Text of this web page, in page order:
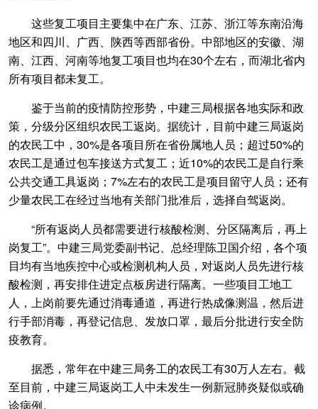
这些复工项目主要集中在广东、江苏、浙江等东南沿海
地区和四川、广西、陕西等西部省份。中部地区的安徽、湖
南、江西、河南等地复工项目也均在30个左右，而湖北省内
所有项目都未复工。
鉴于当前的疫情防控形势，中建三局根据各地实际和政
策，分级分区组织农民工返岗。据统计，目前中建三局返岗
的农民工中，30%是各项目所在省份属地人员；超过50%的
农民工是通过包车接送方式复工；近10%的农民工是自行乘
公共交通工具返岗；7%左右的农民工是项目留守人员；还有
少量农民工在经过当地有关部门批准后，选择自驾返岗。
“所有返岗人员都需要进行核酸检测、分区隔离后，再上
岗复工”。中建三局党委副书记、总经理陈卫国介绍，各个项
目均有当地疾控中心或检测机构人员，对返岗人员先进行核
酸检测，再安排住进定点板房进行隔离。一些项目工地工
人，上岗前要先通过消毒通道，再进行热成像测温，然后进
行手部消毒，再登记信息、发放口罩，最后分批进行安全防
疫教育。
据悉，常年在中建三局务工的农民工有30万人左右。截
至目前，中建三局返岗工人中未发生一例新冠肺炎疑似或确
诊病例。